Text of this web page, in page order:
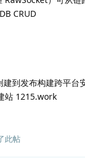
CRUD
建到发布构建跨平台
站 1215.work
此帖